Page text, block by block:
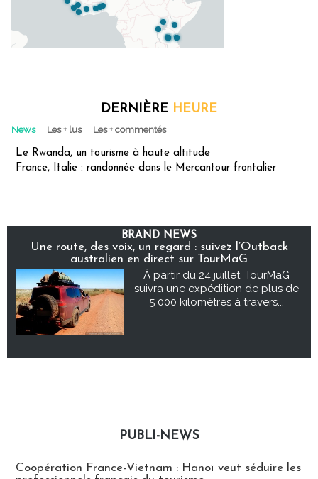
DERNIÈRE HEURE
News Les + lus Les + commentés
Le Rwanda, un tourisme à haute altitude
France, Italie : randonnée dans le Mercantour frontalier
BRAND NEWS
Une route, des voix, un regard : suivez l’Outback
australien en direct sur TourMaG
À partir du 24 juillet, TourMaG
suivra une expédition de plus de
5 000 kilomètres à travers...
PUBLI-NEWS
Coopération France-Vietnam : Hanoï veut séduire les